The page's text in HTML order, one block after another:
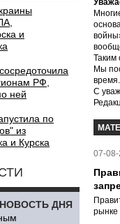
и
РФ,
ней
по
из
и Курска
НОВОСТЬ ДНЯ
Таким
Мы
время.
С
07-
рынке